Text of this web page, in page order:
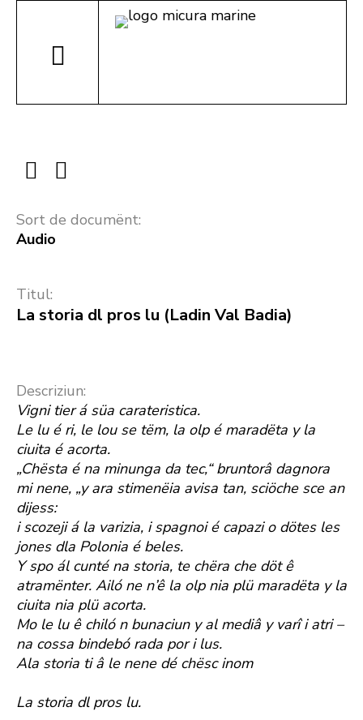
Sort de documënt:
Audio
Titul:
La storia dl pros lu (Ladin Val Badia)
Descriziun:
Vigni tier á süa carateristica.
Le lu é ri, le lou se tëm, la olp é maradëta y la
ciuita é acorta.
„Chësta é na minunga da tec,“ bruntorâ dagnora
mi nene, „y ara stimenëia avisa tan, sciöche sce an
dijess:
i scozeji á la varizia, i spagnoi é capazi o dötes les
jones dla Polonia é beles.
Y spo ál cunté na storia, te chëra che döt ê
atramënter. Ailó ne n’ê la olp nia plü maradëta y la
ciuita nia plü acorta.
Mo le lu ê chiló n bunaciun y al mediâ y varî i atri –
na cossa bindebó rada por i lus.
Ala storia ti â le nene dé chësc inom
La storia dl pros lu.